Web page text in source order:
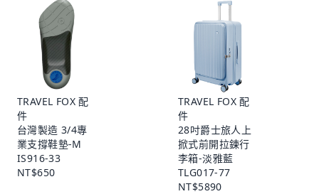
TRAVEL FOX 配
件
台灣製造 3/4專
業支撐鞋墊-M
IS916-33
NT$650
TRAVEL FOX 配
件
28吋爵士旅人上
掀式前開拉鍊行
李箱-淡雅藍
TLG017-77
NT$5890